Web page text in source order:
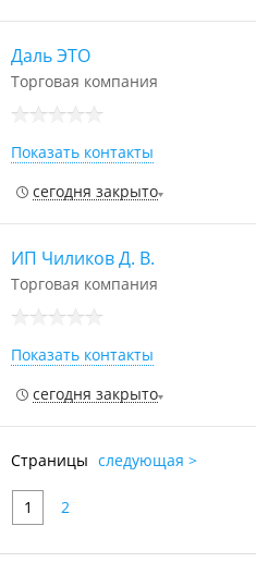
Даль ЭТО
Торговая компания
Показать контакты
сегодня закрыто
ИП Чиликов Д. В.
Торговая компания
Показать контакты
сегодня закрыто
Страницы следующая >
1 2